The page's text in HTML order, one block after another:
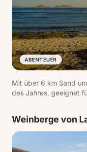
ABENTEUER
Mit über 6 km Sand
des Jahres, geeignet
Orte der Insel.
Weinberge von